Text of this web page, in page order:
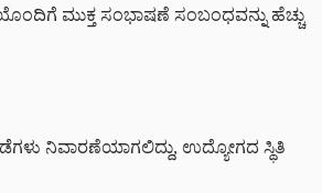
ಮುಕ್ತ ಸಂಭಾಷಣೆ ಸಂಬಂಧವನ್ನು ಹೆಚ್ಚು
ನಿವಾರಣೆಯಾಗಲಿದ್ದು, ಉದ್ಯೋಗದ ಸ್ಥಿತಿ